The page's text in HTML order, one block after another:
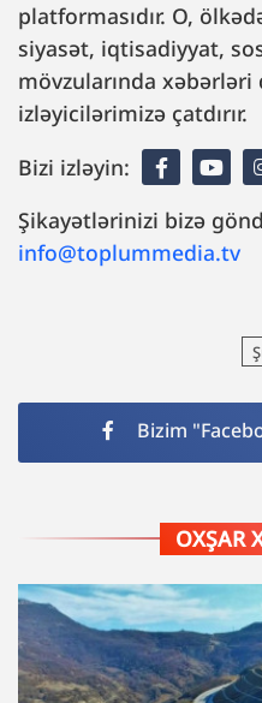
platformasıdır. O,
siyasət, iqtisadiyyat,
mövzularında
izləyicilərimizə çatdırır.
Bizi izləyin:
Şikayətlərinizi bizə
info@toplummedia.tv
Bizim
OXŞAR